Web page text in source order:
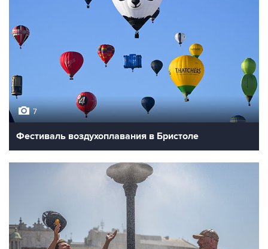
7
Фестиваль воздухоплавания в Бристоле